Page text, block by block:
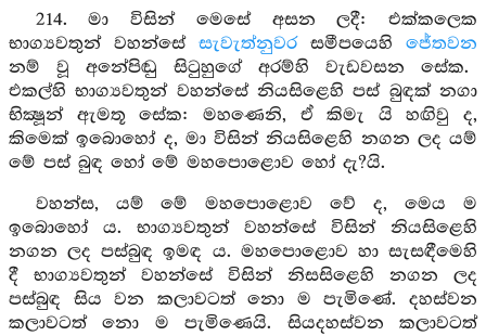
214. මා විසින් මෙසේ අසන ලදී: එක්කලෙක
භාග්‍යවතුන් වහන්සේ සැවැත්නුවරසමීපයෙහි ජේතවන
නම් වූ අනේපිඬු සිටුහුගේ අරම්හි වැඩවසන සේක.
එකල්හි භාග්‍යවතුන් වහන්සේ නියසිළෙහි පස් බුඳක් නගා
භික්‍ෂූන් ඇමතූ සේක: මහණෙනි, ඒ කිමැ යි හඟිවු ද,
කිමෙක් ඉබොහෝ ද, මා විසින් නියසිළෙහි නගන ලද යම්
මේ පස් බුඳ හෝ මේ මහපොළොව හෝ දැ?යි.
වහන්ස, යම් මේ මහපොළොව වේ ද, මෙය ම
ඉබොහෝ ය. භාග්‍යවතුන් වහන්සේ විසින් නියසිළෙහි
නගන ලද පස්බුඳ ඉමඳ ය. මහපොළොව හා සැසඳීමෙහි
දී භාග්‍යවතුන් වහන්සේ විසින් නිසසිළෙහි නගන ලද
පස්බුඳ සිය වන කලාවටත් නො ම පැමිණේ. දහස්වන
කලාවටත් නො ම පැමිණෙයි. සියදහස්වන කලාවටත්